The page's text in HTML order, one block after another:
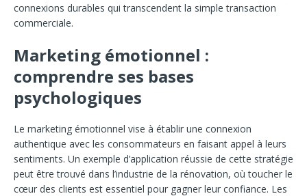
connexions durables qui transcendent la simple transaction
commerciale.
Marketing émotionnel :
comprendre ses bases
psychologiques
Le marketing émotionnel vise à établir une connexion
authentique avec les consommateurs en faisant appel à leurs
sentiments. Un exemple d’application réussie de cette stratégie
peut être trouvé dans l’industrie de la rénovation, où toucher le
cœur des clients est essentiel pour gagner leur confiance. Les